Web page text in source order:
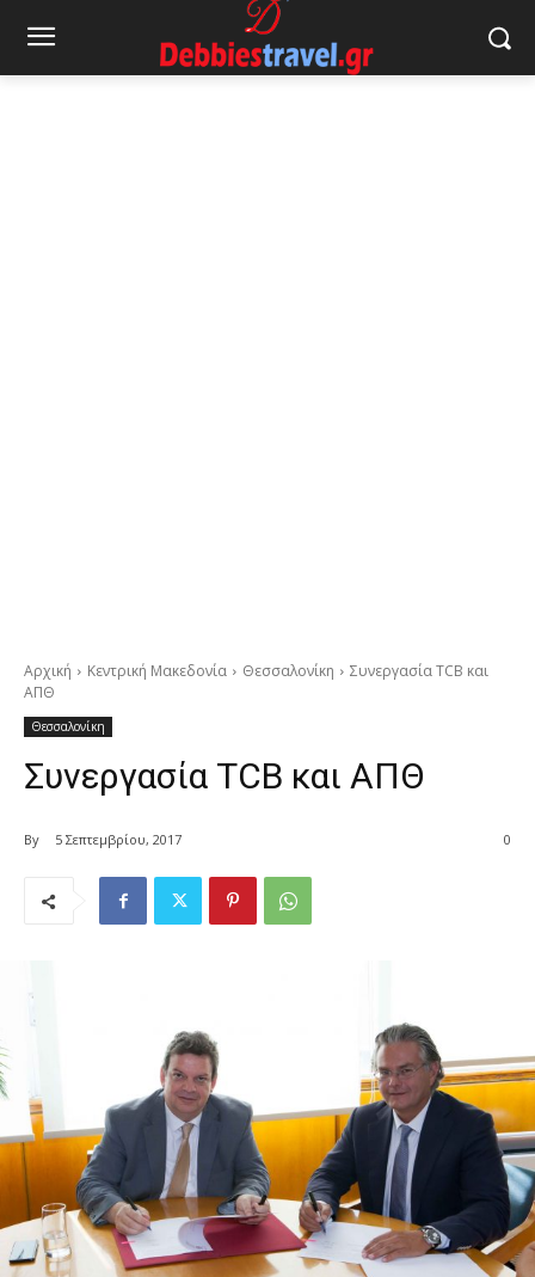
Αρχική Κεντρική Μακεδονία Θεσσαλονίκη
Συνεργασία TCB και
ΑΠΘ
Θεσσαλονίκη
Συνεργασία TCB και ΑΠΘ
By 5 Σεπτεμβρίου, 2017 0